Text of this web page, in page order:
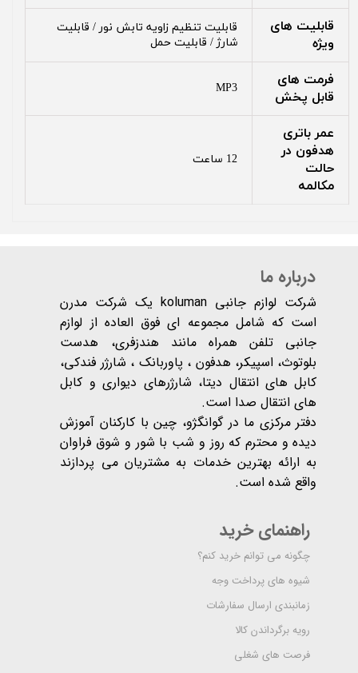
قابلیت های
ویژه
قابلیت تنظیم زاویه تابش نور / قابلیت
شارژ / قابلیت حمل
فرمت های
قابل پخش
MP3
عمر باتری
هدفون در
حالت
مکالمه
12 ساعت
درباره ما
شرکت لوازم جانبی koluman یک شرکت مدرن
است که شامل مجموعه ای فوق العاده از لوازم
جانبی تلفن همراه مانند هندزفری، هدست
بلوتوث، اسپیکر، هدفون ، پاوربانک ، شارژر فندکی،
کابل های انتقال دیتا، شارژرهای دیواری و کابل
های انتقال صدا است.
دفتر مرکزی ما در گوانگژو، چین با کارکنان آموزش
دیده و محترم که روز و شب با شور و شوق فراوان
به ارائه بهترین خدمات به مشتریان می پردازند
واقع شده است​​​​​​​.
راهنمای خرید
چگونه می توانم خرید کنم؟
شیوه های پرداخت وجه
زمانبندی ارسال سفارشات
رویه برگرداندن کالا
فرصت های شغلی